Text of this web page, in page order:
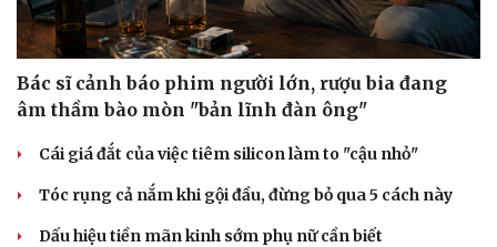
Bác sĩ cảnh báo phim người lớn, rượu bia đang
âm thầm bào mòn "bản lĩnh đàn ông"
Cái giá đắt của việc tiêm silicon làm to "cậu nhỏ"
Tóc rụng cả nắm khi gội đầu, đừng bỏ qua 5 cách này
Dấu hiệu tiền mãn kinh sớm phụ nữ cần biết